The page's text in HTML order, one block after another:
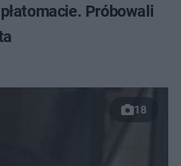
Próbowali
18